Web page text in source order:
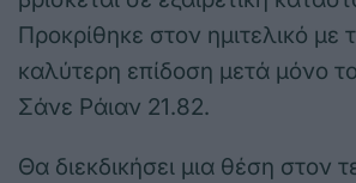
Προκρίθηκε στον ημιτελικό με
καλύτερη επίδοση μετά μόνο
Σάνε Ράιαν 21.82.
Θα διεκδικήσει μια θέση στον